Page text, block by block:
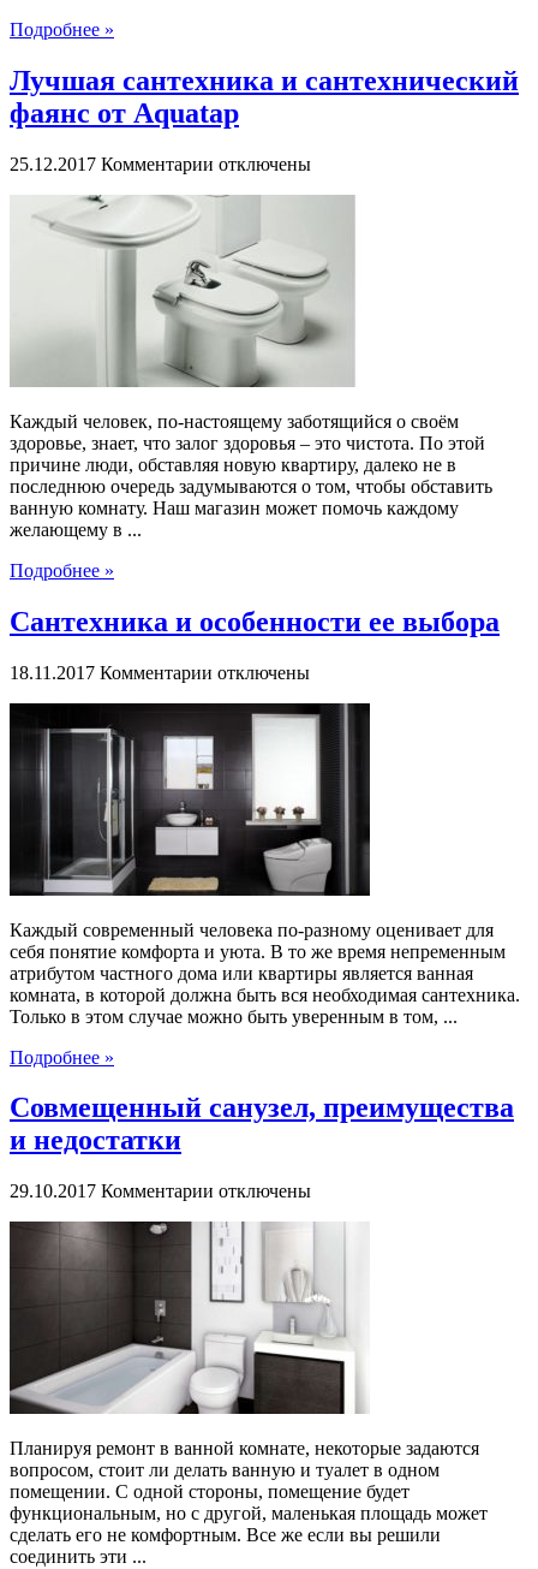
Подробнее »
Лучшая сантехника и сантехнический
фаянс от Aquatap
25.12.2017 Комментарии к
сантехнический
фаянс
от
Aquatap
отключены
Каждый человек, по-настоящему заботящийся о своём
здоровье, знает, что залог здоровья – это чистота. По этой
причине люди, обставляя новую квартиру, далеко не в
последнюю очередь задумываются о том, чтобы обставить
ванную комнату. Наш магазин может помочь каждому
желающему в ...
Подробнее »
Сантехника и особенности ее выбора
18.11.2017 Комментарии к
Сантехника
и
особенности
ее
выбора
отключены
Каждый современный человека по-разному оценивает для
себя понятие комфорта и уюта. В то же время непременным
атрибутом частного дома или квартиры является ванная
комната, в которой должна быть вся необходимая сантехника.
Только в этом случае можно быть уверенным в том, ...
Подробнее »
Совмещенный санузел, преимущества
и недостатки
29.10.2017 Комментарии к
Совмещенный
санузел,
преимущества
и
недостатки
отключены
Планируя ремонт в ванной комнате, некоторые задаются
вопросом, стоит ли делать ванную и туалет в одном
помещении. С одной стороны, помещение будет
функциональным, но с другой, маленькая площадь может
сделать его не комфортным. Все же если вы решили
соединить эти ...